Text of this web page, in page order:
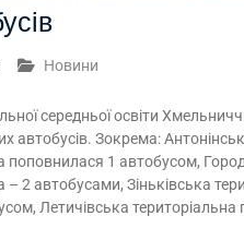
Новини
середньої освіти
автобусів. Зокрема:
поповнилася 1 автобусом,
2 автобусами, Зіньківська
Летичівська територіальна